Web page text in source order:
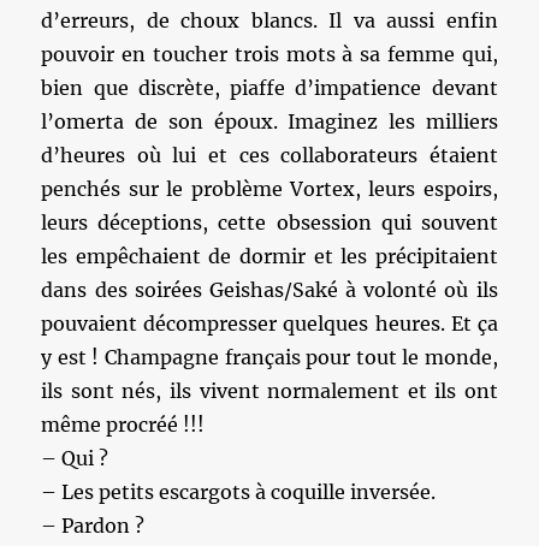
d’erreurs, de choux blancs. Il va aussi enfin
pouvoir en toucher trois mots à sa femme qui,
bien que discrète, piaffe d’impatience devant
l’omerta de son époux. Imaginez les milliers
d’heures où lui et ces collaborateurs étaient
penchés sur le problème Vortex, leurs espoirs,
leurs déceptions, cette obsession qui souvent
les empêchaient de dormir et les précipitaient
dans des soirées Geishas/Saké à volonté où ils
pouvaient décompresser quelques heures. Et ça
y est ! Champagne français pour tout le monde,
ils sont nés, ils vivent normalement et ils ont
même procréé !!!
– Qui ?
– Les petits escargots à coquille inversée.
– Pardon ?